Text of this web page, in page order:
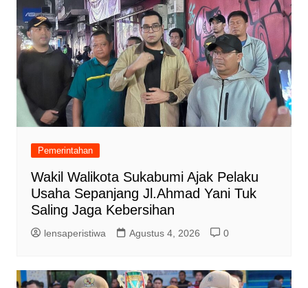
Pemerintahan
Wakil Walikota Sukabumi Ajak Pelaku
Usaha Sepanjang Jl.Ahmad Yani Tuk
Saling Jaga Kebersihan
lensaperistiwa Agustus 4, 2026 0